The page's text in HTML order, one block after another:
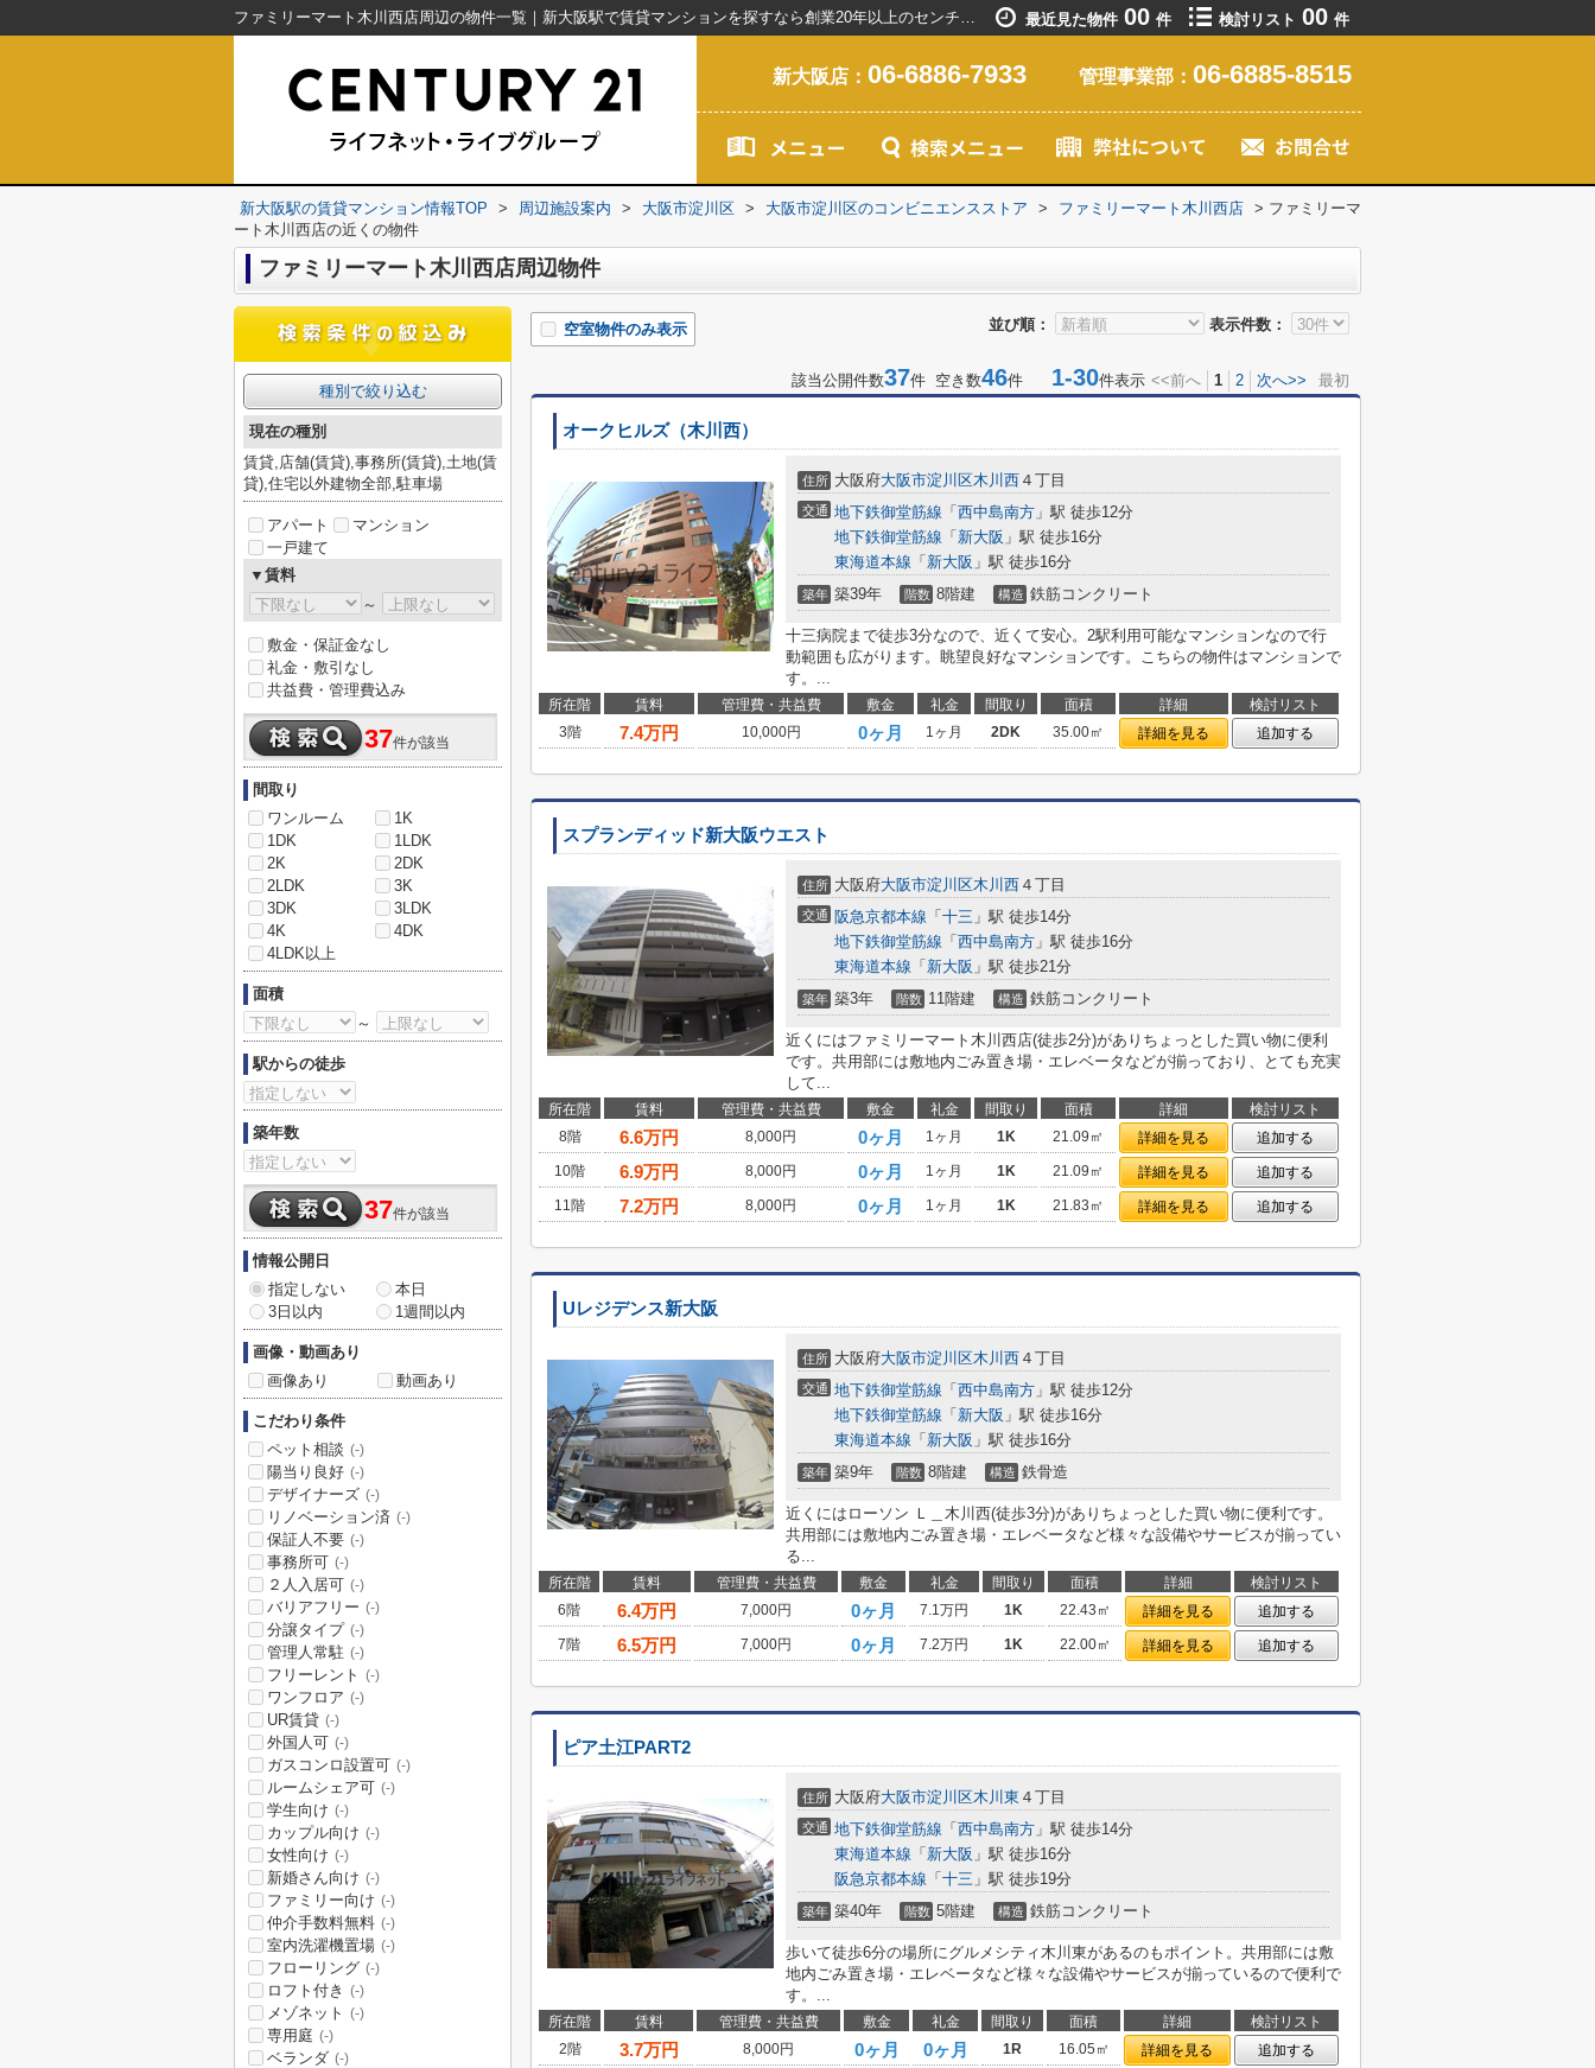
ファミリーマート木川西店周辺の物件一覧｜新大阪駅で賃貸マンションを探すなら創業20年以上のセンチュリー21ライフネット・ライブグループ 最近見た物件 00 件 検討リスト 00 件
新大阪店： 06-6886-7933 管理事業部： 06-6885-8515
新大阪駅の賃貸マンション情報TOP > 周辺施設案内 > 大阪市淀川区 > 大阪市淀川区のコンビニエンスストア > ファミリーマート木川西店 > ファミリーマ
ート木川西店の近くの物件
ファミリーマート木川西店周辺物件
並び順： 表示件数：
空室物件のみ表示
該当公開件数37件 空き数46件 1-30件表示 <<前へ 1 2 次へ>> 最初
オークヒルズ（木川西）
住所 大阪府大阪市淀川区木川西 ４丁目
交通 地下鉄御堂筋線 「 西中島南方 」駅 徒歩12分
地下鉄御堂筋線 「 新大阪 」駅 徒歩16分
東海道本線 「 新大阪 」駅 徒歩16分
築年 築39年 階数 8階建 構造 鉄筋コンクリート
十三病院まで徒歩3分なので、近くて安心。2駅利用可能なマンションなので行
動範囲も広がります。眺望良好なマンションです。こちらの物件はマンションで
す。...
所在階 賃料 管理費・共益費 敷金 礼金 間取り 面積 詳細
検討リスト
3階
7.4万円 10,000円 0ヶ月 1ヶ月 2DK 35.00㎡ 詳細を見る 追加する
スプランディッド新大阪ウエスト
住所 大阪府大阪市淀川区木川西 ４丁目
交通 阪急京都本線 「 十三 」駅 徒歩14分
地下鉄御堂筋線 「 西中島南方 」駅 徒歩16分
東海道本線 「 新大阪 」駅 徒歩21分
築年 築3年 階数 11階建 構造 鉄筋コンクリート
近くにはファミリーマート木川西店(徒歩2分)がありちょっとした買い物に便利
です。共用部には敷地内ごみ置き場・エレベータなどが揃っており、とても充実
して...
所在階 賃料 管理費・共益費 敷金 礼金 間取り 面積 詳細
検討リスト
8階
6.6万円 8,000円 0ヶ月 1ヶ月 1K 21.09㎡ 詳細を見る
追加する
10階
6.9万円 8,000円 0ヶ月 1ヶ月 1K 21.09㎡ 詳細を見る
追加する
11階
7.2万円 8,000円 0ヶ月 1ヶ月 1K 21.83㎡ 詳細を見る 追加する
Uレジデンス新大阪
住所 大阪府大阪市淀川区木川西 ４丁目
交通 地下鉄御堂筋線 「 西中島南方 」駅 徒歩12分
地下鉄御堂筋線 「 新大阪 」駅 徒歩16分
東海道本線 「 新大阪 」駅 徒歩16分
築年 築9年 階数 8階建 構造 鉄骨造
近くにはローソン Ｌ＿木川西(徒歩3分)がありちょっとした買い物に便利です。
共用部には敷地内ごみ置き場・エレベータなど様々な設備やサービスが揃ってい
る...
所在階 賃料 管理費・共益費 敷金 礼金 間取り 面積 詳細
検討リスト
6階
6.4万円 7,000円 0ヶ月 7.1万円 1K 22.43㎡ 詳細を見る
追加する
7階
6.5万円 7,000円 0ヶ月 7.2万円 1K 22.00㎡ 詳細を見る 追加する
ピア土江PART2
住所 大阪府大阪市淀川区木川東 ４丁目
交通 地下鉄御堂筋線 「 西中島南方 」駅 徒歩14分
東海道本線 「 新大阪 」駅 徒歩16分
阪急京都本線 「 十三 」駅 徒歩19分
築年 築40年 階数 5階建 構造 鉄筋コンクリート
歩いて徒歩6分の場所にグルメシティ木川東があるのもポイント。共用部には敷
地内ごみ置き場・エレベータなど様々な設備やサービスが揃っているので便利で
す。...
所在階 賃料 管理費・共益費 敷金 礼金 間取り 面積 詳細
検討リスト
2階
3.7万円 8,000円 0ヶ月 0ヶ月 1R 16.05㎡ 詳細を見る
追加する
種別で絞り込む
現在の種別
賃貸,店舗(賃貸),事務所(賃貸),土地(賃
貸),住宅以外建物全部,駐車場
アパート
マンション
一戸建て
▼賃料
～
敷金・保証金なし
礼金・敷引なし
共益費・管理費込み
37件が該当
間取り
ワンルーム
1K
1DK
1LDK
2K
2DK
2LDK
3K
3DK
3LDK
4K
4DK
4LDK以上
面積
～
駅からの徒歩
築年数
37件が該当
情報公開日
指定しない
本日
3日以内
1週間以内
画像・動画あり
画像あり
動画あり
こだわり条件
ペット相談 (-)
陽当り良好 (-)
デザイナーズ (-)
リノベーション済 (-)
保証人不要 (-)
事務所可 (-)
２人入居可 (-)
バリアフリー (-)
分譲タイプ (-)
管理人常駐 (-)
フリーレント (-)
ワンフロア (-)
UR賃貸 (-)
外国人可 (-)
ガスコンロ設置可 (-)
ルームシェア可 (-)
学生向け (-)
カップル向け (-)
女性向け (-)
新婚さん向け (-)
ファミリー向け (-)
仲介手数料無料 (-)
室内洗濯機置場 (-)
フローリング (-)
ロフト付き (-)
メゾネット (-)
専用庭 (-)
ベランダ (-)